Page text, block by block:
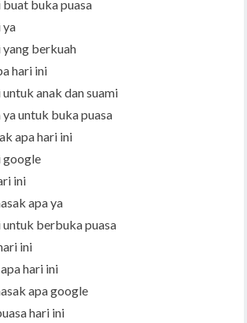
buat buka puasa
ya
yang berkuah
hari ini
anak dan suami
untuk buka puasa
apa hari ini
google
ini
apa ya
untuk berbuka puasa
ini
hari ini
apa google
hari ini